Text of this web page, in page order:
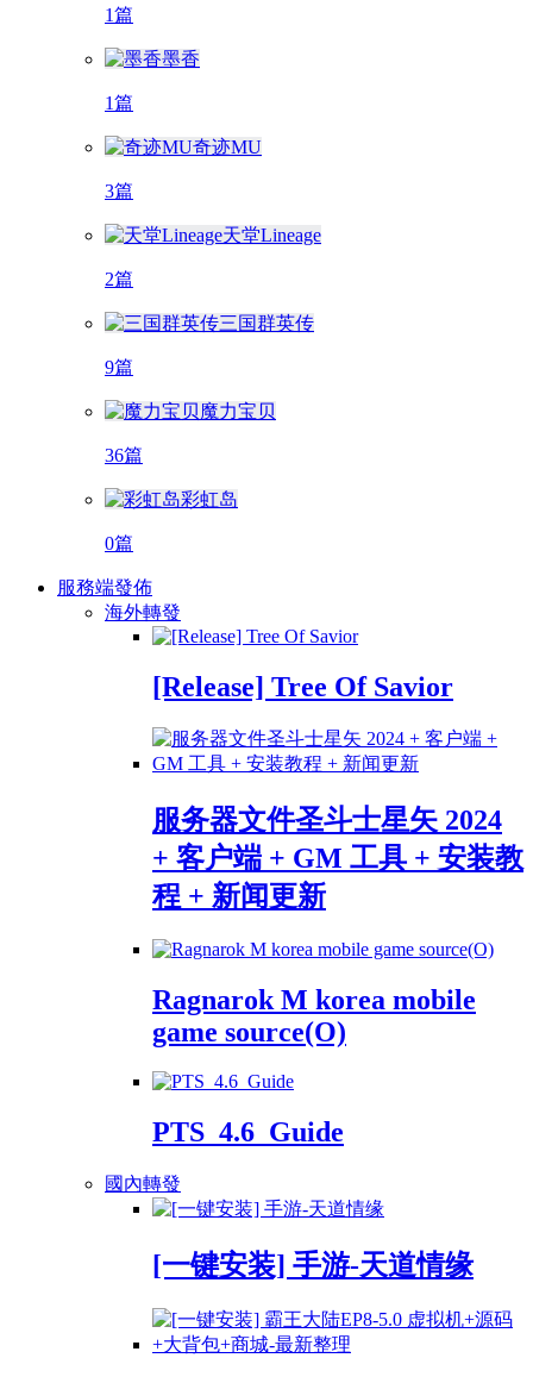
1篇
墨香
1篇
奇迹MU
3篇
天堂Lineage
2篇
三国群英传
9篇
魔力宝贝
36篇
彩虹岛
0篇
服務端發佈
海外轉發
[Release] Tree Of Savior
服务器文件圣斗士星矢 2024
+ 客户端 + GM 工具 + 安装教
程 + 新闻更新
Ragnarok M korea mobile
game source(O)
PTS_4.6_Guide
國內轉發
[一键安装] 手游-天道情缘